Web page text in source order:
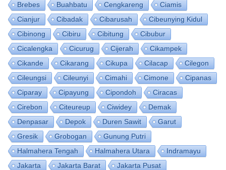
Brebes
Buahbatu Cengkareng
Ciamis
Cianjur
Cibadak Cibarusah
Cibeunying Kidul
Cibinong
Cibiru Cibitung
Cibubur
Cicalengka
Cicurug Cijerah
Cikampek
Cikande
Cikarang Cikupa Cilacap
Cilegon
Cileungsi
Cileunyi Cimahi Cimone
Cipanas
Ciparay
Cipayung Cipondoh
Ciracas
Cirebon
Citeureup Ciwidey
Demak
Denpasar
Depok Duren Sawit
Garut
Gresik
Grobogan
Gunung Putri
Halmahera Tengah
Halmahera Utara
Indramayu
Jakarta
Jakarta Barat
Jakarta Pusat